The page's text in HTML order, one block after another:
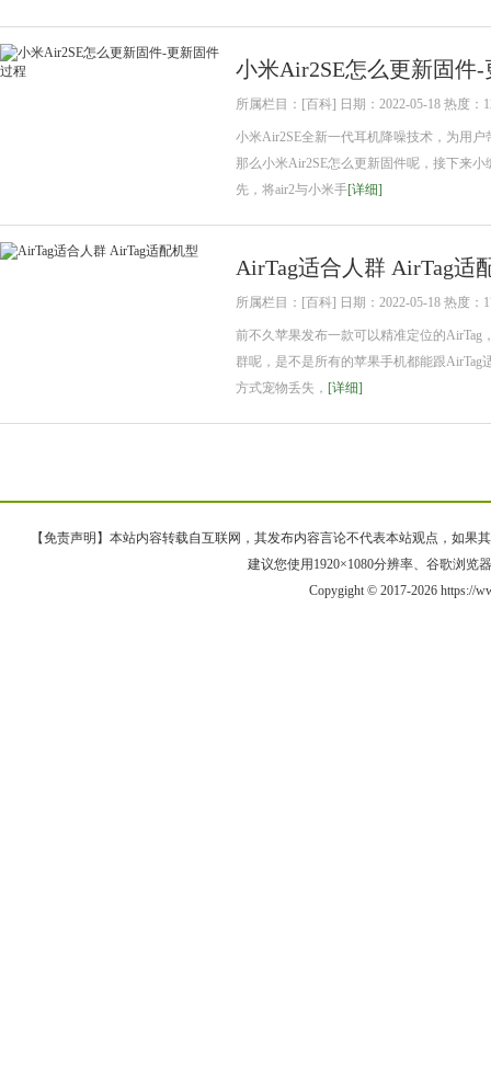
小米Air2SE怎么更新固件
所属栏目：[百科] 日期：2022-05-18 热度：
小米Air2SE全新一代耳机降噪技术，为用
那么小米Air2SE怎么更新固件呢，接下来
先，将air2与小米手[详细]
AirTag适合人群 AirTag适
所属栏目：[百科] 日期：2022-05-18 热度：
前不久苹果发布一款可以精准定位的AirTag
群呢，是不是所有的苹果手机都能跟
方式宠物丢失， [详细]
【免责声明】本站内容转载自互联网，其发布内容言论不代表本站观点，如果
建议您使用1920×1080分辨率、谷歌浏览
Copygight © 2017-2026 https://